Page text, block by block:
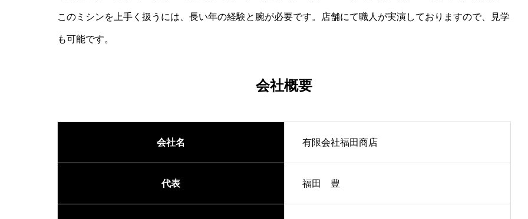
このミシンを上手く扱うには、長い年の経験と腕が必要です。店舗にて職人が実演しておりますので、見学
も可能です。
会社概要
会社名 有限会社福田商店
代表 福田 豊